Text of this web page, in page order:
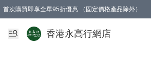
首次購買即享全單95折優惠 （固定價格產品除外）
澳門地區購物滿$800免運費
香港地區購物滿$600免運費
購買滿HK$1000即可免費獲得一個GEARLEX Small
香港永高行網店